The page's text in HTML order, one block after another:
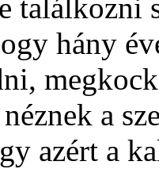
találkozni
hány
a
azért a